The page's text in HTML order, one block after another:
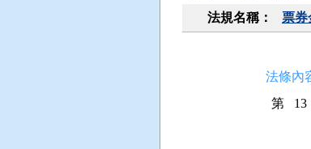
法規名稱： 票券
法條內
第